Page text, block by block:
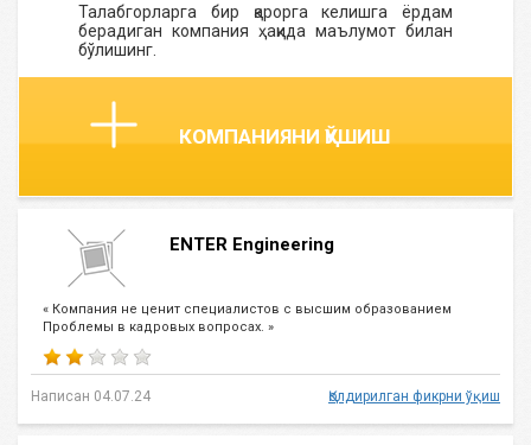
Талабгорларга бир қарорга келишга ёрдам
берадиган компания ҳақида маълумот билан
бўлишинг.
КОМПАНИЯНИ ҚЎШИШ
ENTER Engineering
« Компания не ценит специалистов с высшим образованием
Проблемы в кадровых вопросах. »
Написан 04.07.24 Қолдирилган фикрни ўқиш